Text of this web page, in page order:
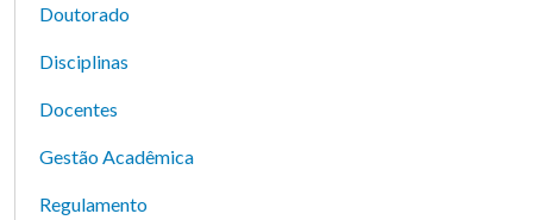
Doutorado
Disciplinas
Docentes
Gestão Acadêmica
Regulamento